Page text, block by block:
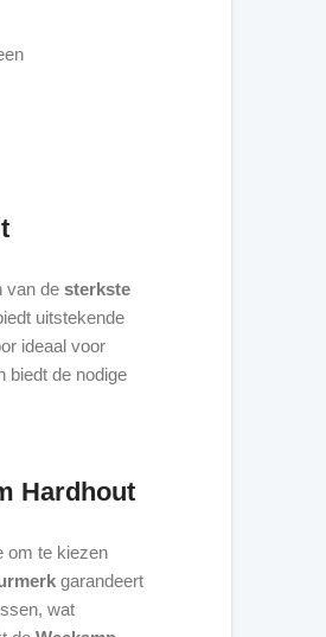
van de sterkste
uitstekende
ideaal voor
biedt de nodige
Hardhout
om te kiezen
garandeert
wat